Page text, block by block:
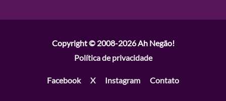
Copyright © 2008-2026Ah Negão!
Política de privacidade
Facebook X Instagram Contato